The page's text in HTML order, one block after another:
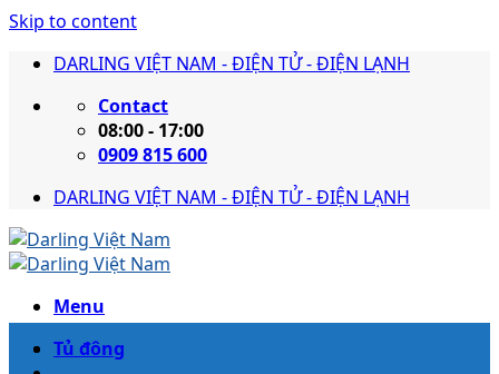
Skip to content
DARLING VIỆT NAM - ĐIỆN TỬ - ĐIỆN LẠNH
Contact
08:00 - 17:00
0909 815 600
DARLING VIỆT NAM - ĐIỆN TỬ - ĐIỆN LẠNH
Menu
Tủ đông